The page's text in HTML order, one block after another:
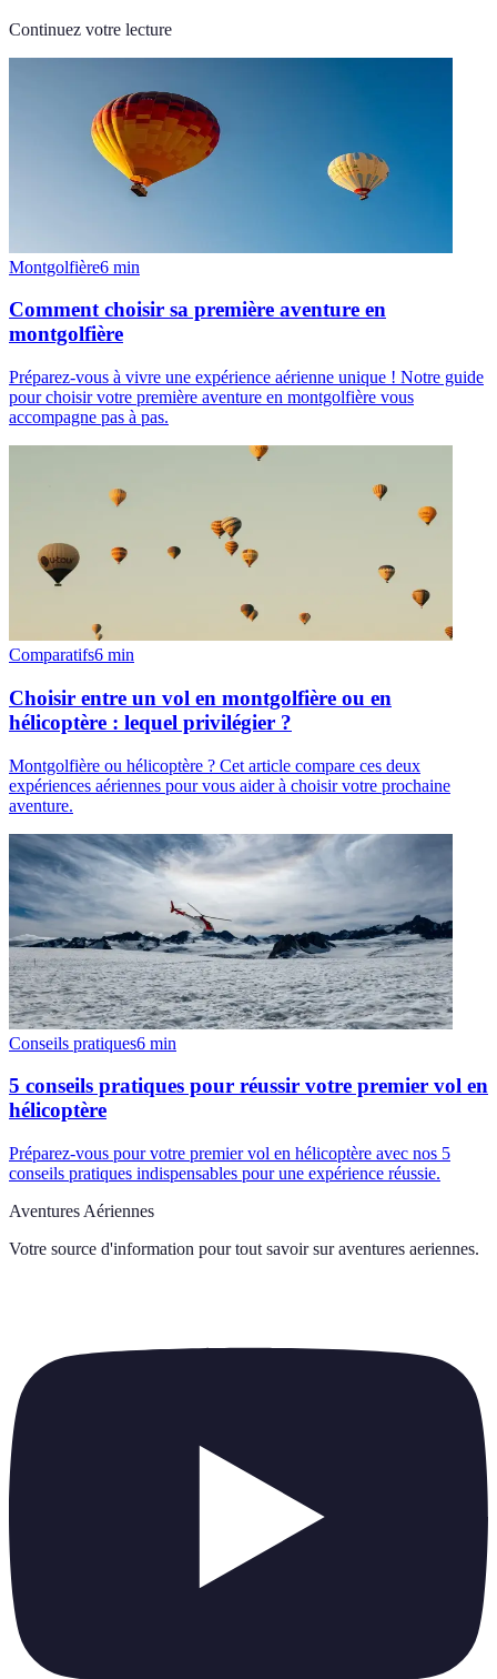
Continuez votre lecture
Montgolfière6 min
Comment choisir sa première aventure en
montgolfière
Préparez-vous à vivre une expérience aérienne unique ! Notre guide
pour choisir votre première aventure en montgolfière vous
accompagne pas à pas.
Comparatifs6 min
Choisir entre un vol en montgolfière ou en
hélicoptère : lequel privilégier ?
Montgolfière ou hélicoptère ? Cet article compare ces deux
expériences aériennes pour vous aider à choisir votre prochaine
aventure.
Conseils pratiques6 min
5 conseils pratiques pour réussir votre premier vol en
hélicoptère
Préparez-vous pour votre premier vol en hélicoptère avec nos 5
conseils pratiques indispensables pour une expérience réussie.
Aventures Aériennes
Votre source d'information pour tout savoir sur aventures aeriennes.